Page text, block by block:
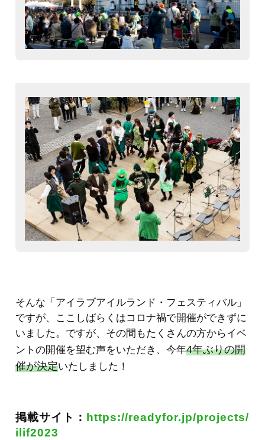
そんな「アイラブアイルランド・フェスティバル」
ですが、ここしばらくはコロナ禍で開催ができずに
いました。ですが、その間もたくさんの方からイベ
ントの開催を望む声をいただき、今年4年ぶりの開
催が決定いたしました！
掲載サイト： https://readyfor.jp/projects/
ilif2023